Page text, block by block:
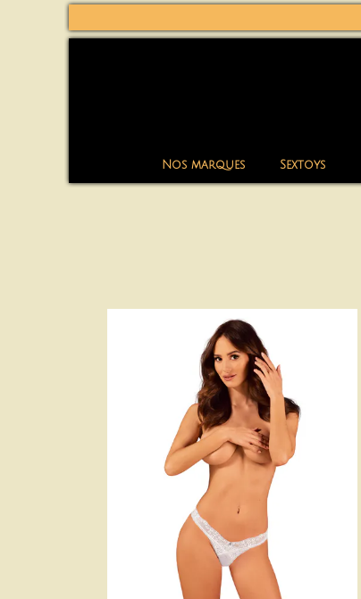
Nos marques Sextoys